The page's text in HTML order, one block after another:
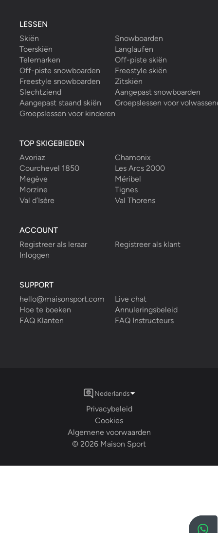
LESSEN
Skiën
Snowboarden
Toerskiën
Langlaufen
Telemarken
Off-piste skiën
Off-piste snowboarden
Freestyle skiën
Freestyle snowboarden
Zitskiën
Slechtziend
Aangepast snowboarden
Aangepast staand skiën
Groepslessen voor
Groepslessen voor kinderen
TOP SKIGEBIEDEN
Avoriaz
Chamonix
Courchevel 1850
Les Arcs 2000
Megève
Méribel
Morzine
Tignes
Val d’Isère
Val Thorens
ACCOUNT
Registreer als leraar
Registreer als klant
Inloggen
SUPPORT
hello@maisonsport.com
Live chat
Hoe te boeken
Annuleringsbeleid
FAQ Klanten
FAQ Instructeurs
© 2026 Maison Sport
Algemene voorwaarden
Cookies
Privacybeleid
Nederlands